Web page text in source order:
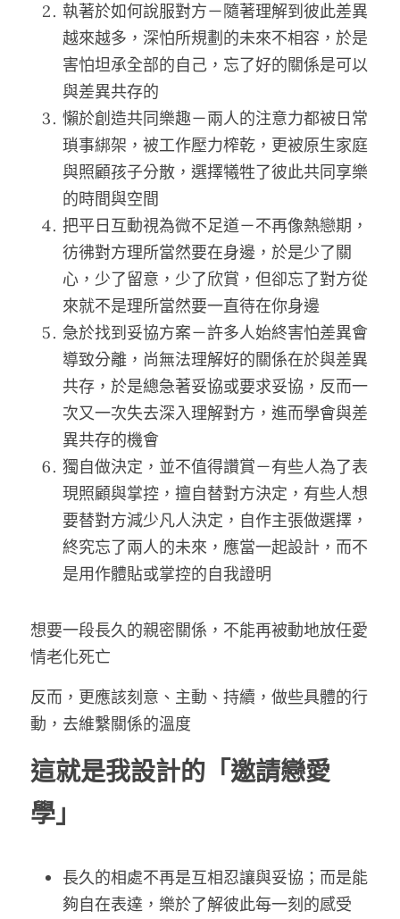
執著於如何說服對方－隨著理解到彼此差異
越來越多，深怕所規劃的未來不相容，於是
害怕坦承全部的自己，忘了好的關係是可以
與差異共存的
懶於創造共同樂趣－兩人的注意力都被日常
瑣事綁架，被工作壓力榨乾，更被原生家庭
與照顧孩子分散，選擇犧牲了彼此共同享樂
的時間與空間
把平日互動視為微不足道－不再像熱戀期，
彷彿對方理所當然要在身邊，於是少了關
心，少了留意，少了欣賞，但卻忘了對方從
來就不是理所當然要一直待在你身邊
急於找到妥協方案－許多人始終害怕差異會
導致分離，尚無法理解好的關係在於與差異
共存，於是總急著妥協或要求妥協，反而一
次又一次失去深入理解對方，進而學會與差
異共存的機會
獨自做決定，並不值得讚賞－有些人為了表
現照顧與掌控，擅自替對方決定，有些人想
要替對方減少凡人決定，自作主張做選擇，
終究忘了兩人的未來，應當一起設計，而不
是用作體貼或掌控的自我證明
想要一段長久的親密關係，不能再被動地放任愛
情老化死亡
反而，更應該刻意、主動、持續，做些具體的行
動，去維繫關係的溫度
這就是我設計的「邀請戀愛
學」
長久的相處不再是互相忍讓與妥協；而是能
夠自在表達，樂於了解彼此每一刻的感受